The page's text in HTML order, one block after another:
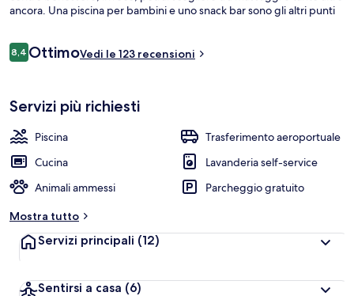
ancora. Una piscina per bambini e uno snack bar sono gli altri punti
con un copriletto in piuma.
Recensioni
8,48,4 su 10
OttimoVedi le 123 recensioni
Servizi più richiesti
Piscina
Trasferimento aeroportuale
Cucina
Lavanderia self-service
Animali ammessi
Parcheggio gratuito
Mostra tutto
Servizi principali (12)
Sentirsi a casa (6)